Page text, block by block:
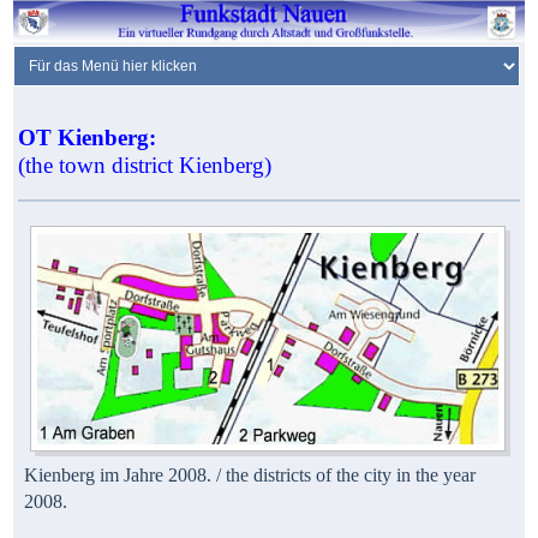
OT Kienberg:
(the town district Kienberg)
Kienberg im Jahre 2008. / the districts of the city in the year
2008.